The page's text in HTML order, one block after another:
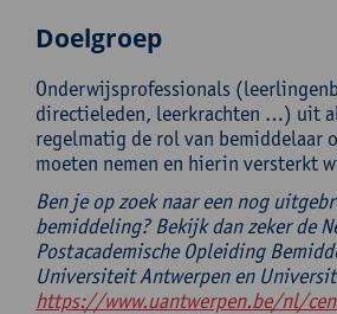
Doelgroep
Onderwijsprofessionals
directieleden, leerkrachten …) uit
regelmatig de rol van bemiddelaar
moeten nemen en hierin versterkt
Ben je op zoek naar een nog
bemiddeling? Bekijk dan zeker de
Postacademische Opleiding
Universiteit Antwerpen en
https://www.uantwerpen.be/nl/